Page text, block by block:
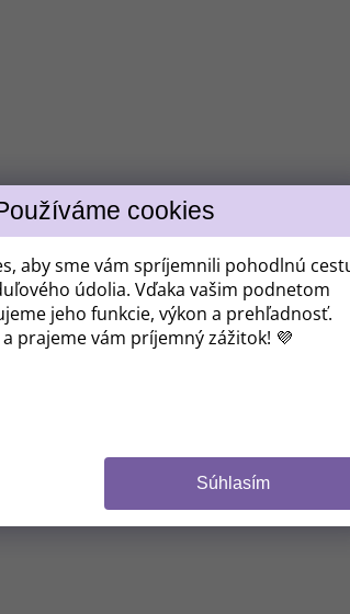
aby sme vám spríjemnili pohodlnú
údolia. Vďaka vašim podnetom
jeho funkcie, výkon a prehľadnosť.
prajeme vám príjemný zážitok! 💜
Súhlasím
Kam vám máme
(Zľavu je možné
Z odberu sa